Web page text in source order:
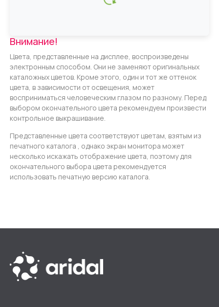
Внимание!
Цвета, представленные на дисплее, воспроизведены
электронным способом. Они не заменяют оригинальных
каталожных цветов. Кроме этого, один и тот же оттенок
цвета, в зависимости от освещения, может
восприниматься человеческим глазом по разному. Перед
выбором окончательного цвета рекомендуем произвести
контрольное выкрашивание.
Представленные цвета соответствуют цветам, взятым из
печатного каталога , однако экран монитора может
несколько искажать отображение цвета, поэтому для
окончательного выбора цвета рекомендуется
использовать печатную версию каталога.